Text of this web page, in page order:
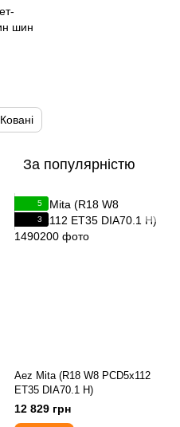
Ковані
За популярністю
5
3
Aez Mita (R18 W8 PCD5x112
ET35 DIA70.1 H)
12 829 грн